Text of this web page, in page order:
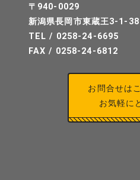
〒940-0029
新潟県長岡市東蔵王3-1-38
TEL / 0258-24-6695
FAX / 0258-24-6812
お問合せは
お気軽に